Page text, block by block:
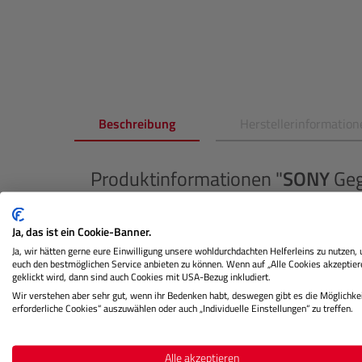
Beschreibung
Produktinformationen "SONY
Diese Gegenlichtblende wurde speziell für das
und passt perfekt auf den Objektivring. Sie ist
dem Objektiv ein professionelles Aussehen.
Diese Gegenlichtblende wurde entwickelt, um
so eine bessere Bildqualität zu ermöglichen.
hellem Sonnenlicht oder Gegenlicht gestochen
Ja, das ist ein Cookie-Banner.
Ja, wir hätten gerne eure Einwilligung unsere wohldurchdachten Helferleins zu nutzen,
euch den bestmöglichen Service anbieten zu können. Wenn auf „Alle Cookies
geklickt wird, dann sind auch Cookies mit USA-Bezug inkludiert.
Wir verstehen aber sehr gut, wenn ihr Bedenken habt, deswegen gibt es die
erforderliche Cookies“ auszuwählen oder auch „Individuelle Einstellungen“ zu treffen.
Alle akzeptieren